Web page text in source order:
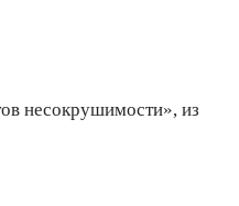
несокрушимости», из